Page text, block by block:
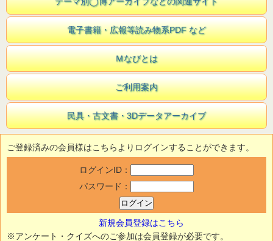
電子書籍・広報等読み物系PDF など
Ｍなびとは
ご利用案内
民具・古文書・3Dデータアーカイブ
ご登録済みの会員様はこちらよりログインすることができます。
ログインID：
パスワード：
新規会員登録はこちら
※アンケート・クイズへのご参加は会員登録が必要です。